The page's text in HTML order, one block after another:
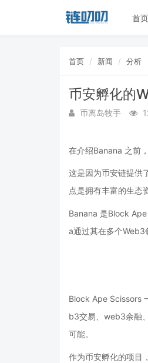
首页
首页 新闻 分析
币安孵化的
币离岛牧手
在介绍Banana 之前
这是因为币安链提供
点是拥有丰富的生态
Banana 是Block
a通过其在多个Web3
Block Ape Scissors
b3交易、web3余融
可能。
作为币安孵化的项目，